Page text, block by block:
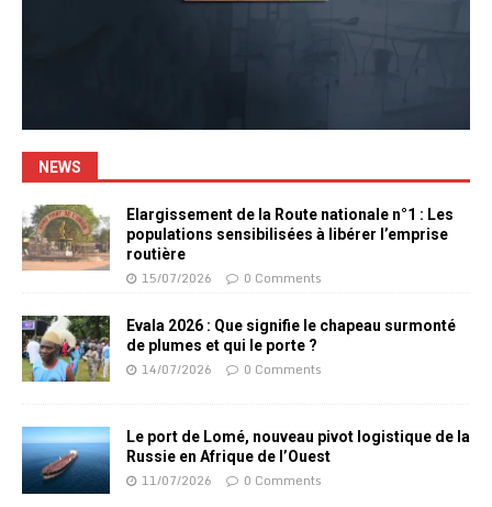
NEWS
Elargissement de la Route nationale n°1 : Les
populations sensibilisées à libérer l’emprise
routière
15/07/2026 0 Comments
Evala 2026 : Que signifie le chapeau surmonté
de plumes et qui le porte ?
14/07/2026 0 Comments
Le port de Lomé, nouveau pivot logistique de la
Russie en Afrique de l’Ouest
11/07/2026 0 Comments